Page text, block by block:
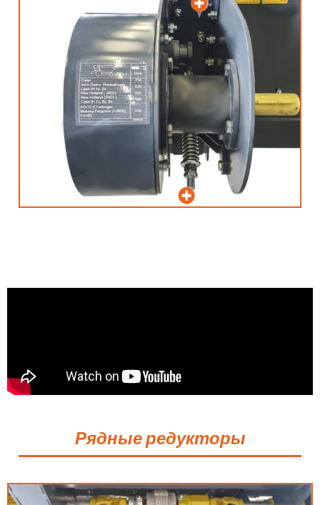
Рядные редукторы